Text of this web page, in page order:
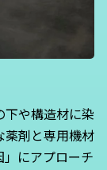
や構造材に染
薬剤と専用機材
にアプローチ